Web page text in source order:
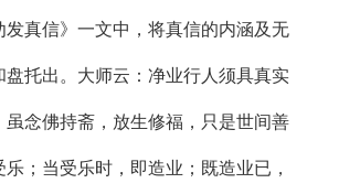
真信》一文中，将真信的内涵及无
托出。大师云：净业行人须具真实
念佛持斋，放生修福，只是世间善
；当受乐时，即造业；既造业已，